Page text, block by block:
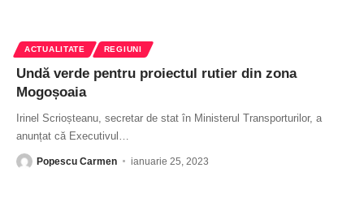
ACTUALITATE REGIUNI
Undă verde pentru proiectul rutier din zona
Mogoșoaia
Irinel Scrioșteanu, secretar de stat în Ministerul Transporturilor, a
anunțat că Executivul
Popescu Carmen ianuarie 25, 2023